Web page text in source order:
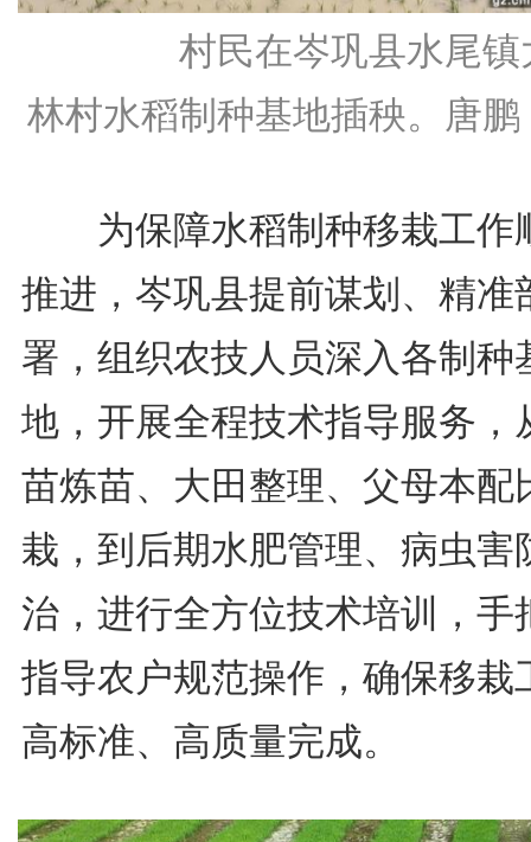
村民在岑巩县水尾镇
林村水稻制种基地插秧。唐鹏
为保障水稻制种移栽工作
推进，岑巩县提前谋划、精准
署，组织农技人员深入各制种
地，开展全程技术指导服务，
苗炼苗、大田整理、父母本配
栽，到后期水肥管理、病虫害
治，进行全方位技术培训，手
指导农户规范操作，确保移栽
高标准、高质量完成。